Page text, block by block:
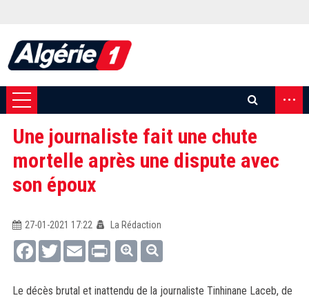
...
Une journaliste fait une chute
mortelle après une dispute avec
son époux
27-01-2021 17:22
La Rédaction
FacebookTwitterEmail Print
Le décès brutal et inattendu de la journaliste Tinhinane Laceb, de